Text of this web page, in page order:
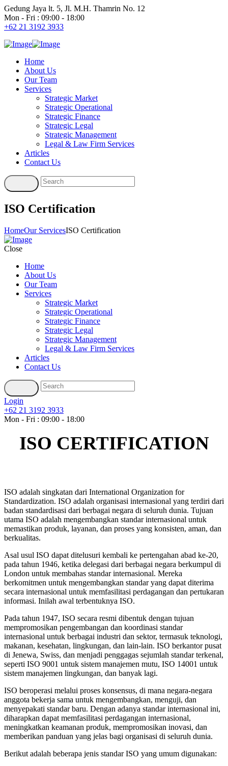
Gedung Jaya lt. 5, Jl. M.H. Thamrin No. 12
Mon - Fri : 09:00 - 18:00
+62 21 3192 3933
Home
About Us
Our Team
Services
Strategic Market
Strategic Operational
Strategic Finance
Strategic Legal
Strategic Management
Legal & Law Firm Services
Articles
Contact Us
ISO Certification
HomeOur ServicesISO Certification
Close
Home
About Us
Our Team
Services
Strategic Market
Strategic Operational
Strategic Finance
Strategic Legal
Strategic Management
Legal & Law Firm Services
Articles
Contact Us
Login
+62 21 3192 3933
Mon - Fri : 09:00 - 18:00
ISO CERTIFICATION
ISO adalah singkatan dari International Organization for
Standardization. ISO adalah organisasi internasional yang terdiri dari
badan standardisasi dari berbagai negara di seluruh dunia. Tujuan
utama ISO adalah mengembangkan standar internasional untuk
memastikan produk, layanan, dan proses yang konsisten, aman, dan
berkualitas.
Asal usul ISO dapat ditelusuri kembali ke pertengahan abad ke-20,
pada tahun 1946, ketika delegasi dari berbagai negara berkumpul di
London untuk membahas standar internasional. Mereka
berkomitmen untuk mengembangkan standar yang dapat diterima
secara internasional untuk memfasilitasi perdagangan dan pertukaran
informasi. Inilah awal terbentuknya ISO.
Pada tahun 1947, ISO secara resmi dibentuk dengan tujuan
mempromosikan pengembangan dan koordinasi standar
internasional untuk berbagai industri dan sektor, termasuk teknologi,
makanan, kesehatan, lingkungan, dan lain-lain. ISO berkantor pusat
di Jenewa, Swiss, dan menjadi penggagas sejumlah standar terkenal,
seperti ISO 9001 untuk sistem manajemen mutu, ISO 14001 untuk
sistem manajemen lingkungan, dan banyak lagi.
ISO beroperasi melalui proses konsensus, di mana negara-negara
anggota bekerja sama untuk mengembangkan, menguji, dan
menyepakati standar baru. Dengan adanya standar internasional ini,
diharapkan dapat memfasilitasi perdagangan internasional,
meningkatkan keamanan produk, mempromosikan inovasi, dan
memberikan panduan yang jelas bagi organisasi di seluruh dunia.
Berikut adalah beberapa jenis standar ISO yang umum digunakan: